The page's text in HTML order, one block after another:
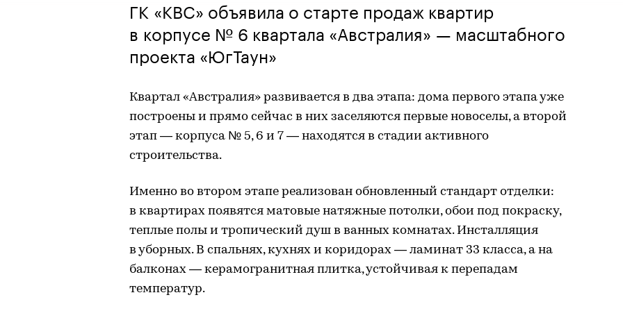
ГК «КВС» объявила о старте продаж квартир
в корпусе № 6 квартала «Австралия» — масштабного
проекта «ЮгТаун»
Квартал «Австралия» развивается в два этапа: дома первого этапа уже
построены и прямо сейчас в них заселяются первые новоселы, а второй
этап — корпуса № 5, 6 и 7 — находятся в стадии активного
строительства.
Именно во втором этапе реализован обновленный стандарт отделки:
в квартирах появятся матовые натяжные потолки, обои под покраску,
теплые полы и тропический душ в ванных комнатах. Инсталляция
в уборных. В спальнях, кухнях и коридорах — ламинат 33 класса, а на
балконах — керамогранитная плитка, устойчивая к перепадам
температур.